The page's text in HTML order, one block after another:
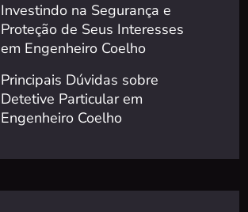
Investindo na Segurança e
Proteção de Seus Interesses
em Engenheiro Coelho
Principais Dúvidas sobre
Detetive Particular em
Engenheiro Coelho